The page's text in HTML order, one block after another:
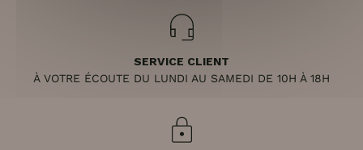
SERVICE CLIENT
À VOTRE ÉCOUTE DU LUNDI AU SAMEDI DE 10H À 18H